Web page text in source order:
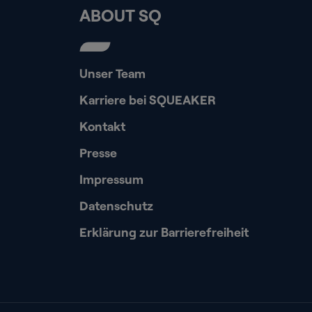
ABOUT SQ
Unser Team
Karriere bei SQUEAKER
Kontakt
Presse
Impressum
Datenschutz
Erklärung zur Barrierefreiheit